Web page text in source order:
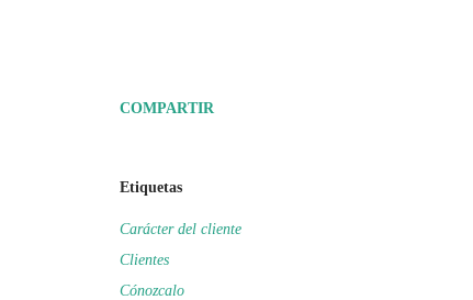
COMPARTIR
Etiquetas
Carácter del cliente
Clientes
Cónozcalo